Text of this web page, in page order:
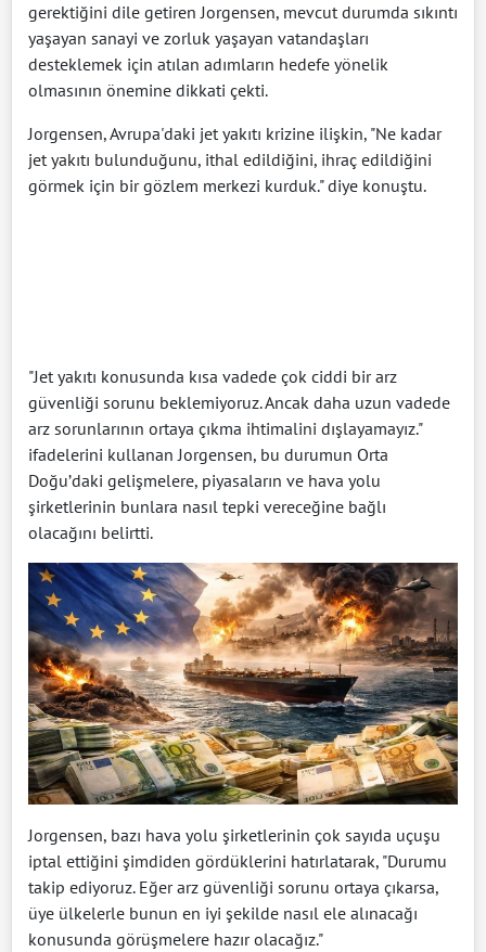
gerektiğini dile getiren Jorgensen, mevcut durumda sıkıntı
yaşayan sanayi ve zorluk yaşayan vatandaşları
desteklemek için atılan adımların hedefe yönelik
olmasının önemine dikkati çekti.
Jorgensen, Avrupa'daki jet yakıtı krizine ilişkin, "Ne kadar
jet yakıtı bulunduğunu, ithal edildiğini, ihraç edildiğini
görmek için bir gözlem merkezi kurduk." diye konuştu.
"Jet yakıtı konusunda kısa vadede çok ciddi bir arz
güvenliği sorunu beklemiyoruz. Ancak daha uzun vadede
arz sorunlarının ortaya çıkma ihtimalini dışlayamayız."
ifadelerini kullanan Jorgensen, bu durumun Orta
Doğu’daki gelişmelere, piyasaların ve hava yolu
şirketlerinin bunlara nasıl tepki vereceğine bağlı
olacağını belirtti.
Jorgensen, bazı hava yolu şirketlerinin çok sayıda uçuşu
iptal ettiğini şimdiden gördüklerini hatırlatarak, "Durumu
takip ediyoruz. Eğer arz güvenliği sorunu ortaya çıkarsa,
üye ülkelerle bunun en iyi şekilde nasıl ele alınacağı
konusunda görüşmelere hazır olacağız."